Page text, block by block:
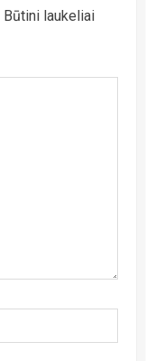
Būtini laukeliai